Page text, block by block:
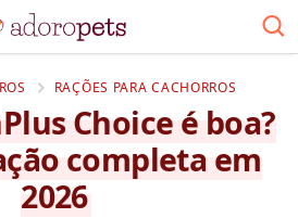
RAÇÕES PARA CACHORROS
Choice é boa?
completa em
2026